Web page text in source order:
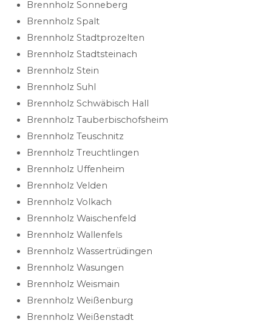
Brennholz Sonneberg
Brennholz Spalt
Brennholz Stadtprozelten
Brennholz Stadtsteinach
Brennholz Stein
Brennholz Suhl
Brennholz Schwäbisch Hall
Brennholz Tauberbischofsheim
Brennholz Teuschnitz
Brennholz Treuchtlingen
Brennholz Uffenheim
Brennholz Velden
Brennholz Volkach
Brennholz Waischenfeld
Brennholz Wallenfels
Brennholz Wassertrüdingen
Brennholz Wasungen
Brennholz Weismain
Brennholz Weißenburg
Brennholz Weißenstadt